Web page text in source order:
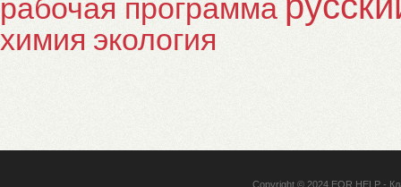
рабочая программа
химия экология
Copyright © 2024 EOR HELP-